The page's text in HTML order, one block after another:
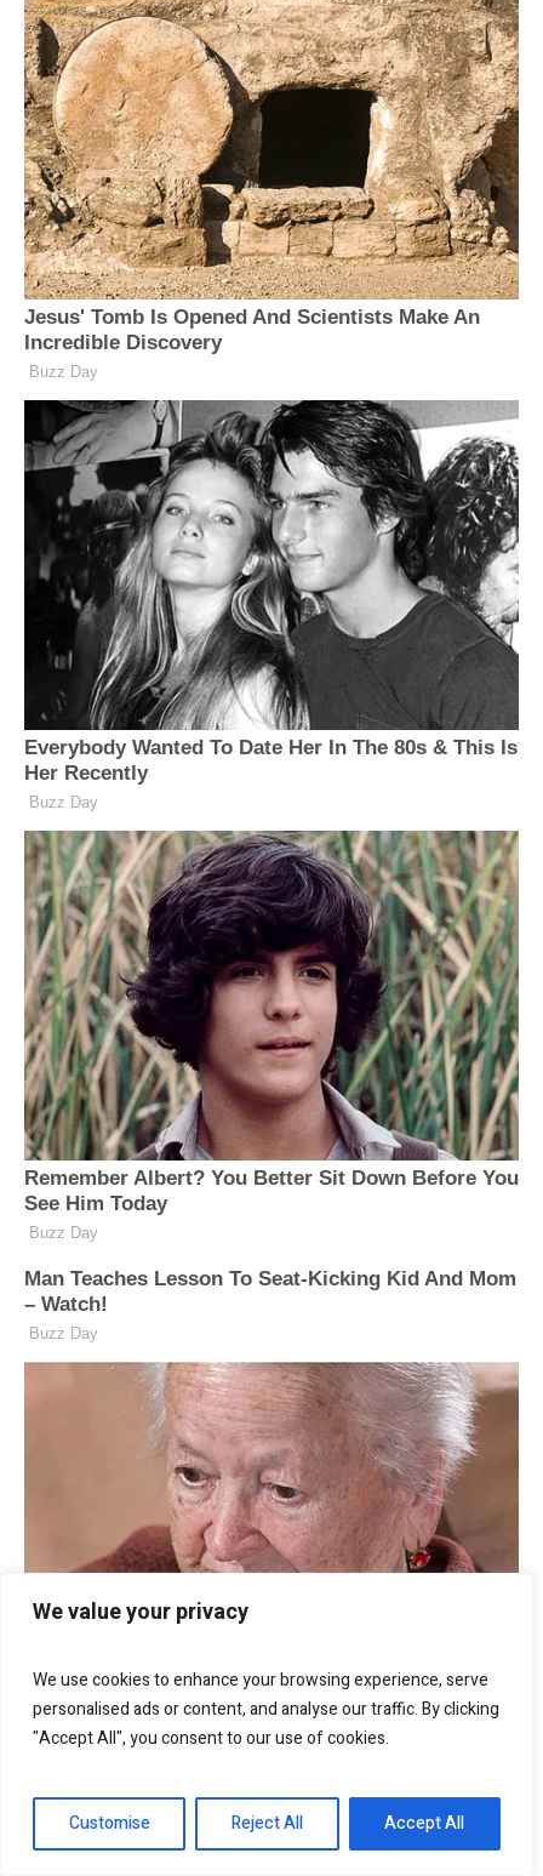
We value your privacy
We use cookies to enhance your browsing experience, serve
personalised ads or content, and analyse our traffic. By clicking
"Accept All", you consent to our use of cookies.
Customise Reject All Accept All